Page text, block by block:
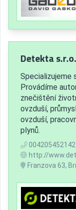
Detekta s.r.o.
Specializujeme
Provádíme
znečištění
ovzduší,
ovzduší,
plynů.
http://
Franzova 63,